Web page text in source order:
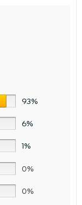
93%
6%
1%
0%
0%